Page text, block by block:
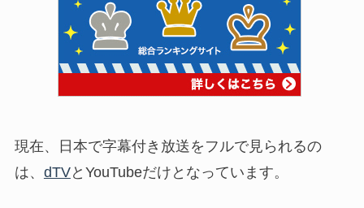
現在、日本で字幕付き放送をフルで見られるの
は、 dTVとYouTubeだけとなっています。